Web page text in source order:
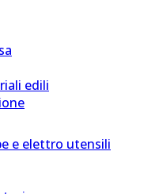
edili
e elettro utensili